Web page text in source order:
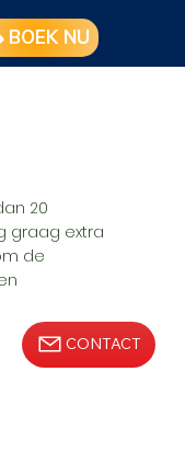
BOEK NU
20
graag extra
de
CONTACT